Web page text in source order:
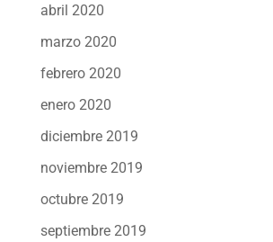
abril 2020
marzo 2020
febrero 2020
enero 2020
diciembre 2019
noviembre 2019
octubre 2019
septiembre 2019